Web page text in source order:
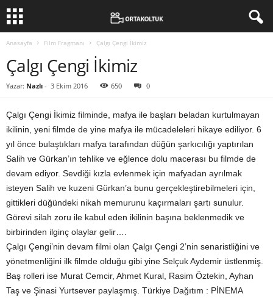
Anasayfa Film Fragmanı Çalgı Çengi İkimiz
Çalgı Çengi İkimiz
Yazar: Nazlı - 3 Ekim 2016 650 0
Çalgı Çengi İkimiz filminde, mafya ile başları beladan kurtulmayan
ikilinin, yeni filmde de yine mafya ile mücadeleleri hikaye ediliyor. 6
yıl önce bulaştıkları mafya tarafından düğün şarkıcılığı yaptırılan
Salih ve Gürkan’ın tehlike ve eğlence dolu macerası bu filmde de
devam ediyor. Sevdiği kızla evlenmek için mafyadan ayrılmak
isteyen Salih ve kuzeni Gürkan’a bunu gerçekleştirebilmeleri için,
gittikleri düğündeki nikah memurunu kaçırmaları şartı sunulur.
Görevi silah zoru ile kabul eden ikilinin başına beklenmedik ve
birbirinden ilginç olaylar gelir….
Çalgı Çengi’nin devam filmi olan Çalgı Çengi 2’nin senaristliğini ve
yönetmenliğini ilk filmde olduğu gibi yine Selçuk Aydemir üstlenmiş.
Baş rolleri ise Murat Cemcir, Ahmet Kural, Rasim Öztekin, Ayhan
Taş ve Şinasi Yurtsever paylaşmış. Türkiye Dağıtım : PİNEMA